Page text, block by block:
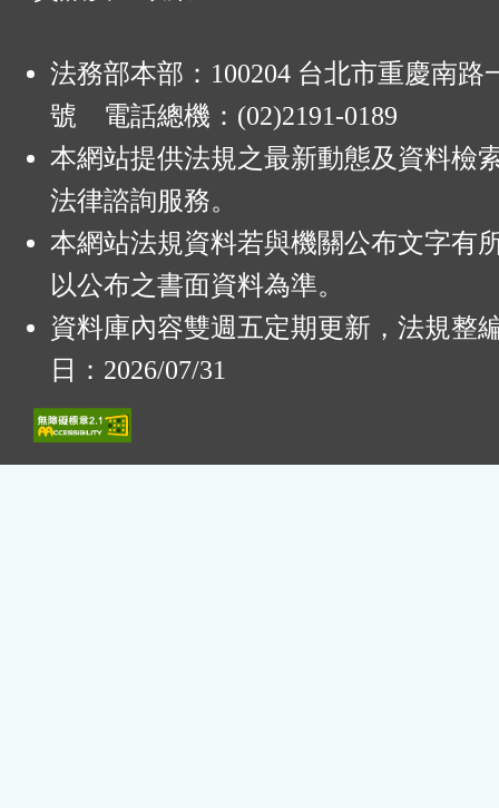
法務部本部：100204 台北市重慶南路
號 電話總機：(02)2191-0189
本網站提供法規之最新動態及資料檢
法律諮詢服務。
本網站法規資料若與機關公布文字有
以公布之書面資料為準。
資料庫內容雙週五定期更新，法規整
日：2026/07/31